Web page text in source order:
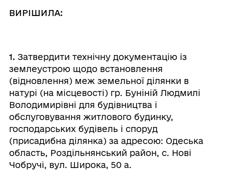
ВИРІШИЛА:
1. Затвердити технічну документацію із
землеустрою щодо встановлення
(відновлення) меж земельної ділянки в
натурі (на місцевості) гр. Буніній Людмилі
Володимирівні для будівництва і
обслуговування житлового будинку,
господарських будівель і споруд
(присадибна ділянка) за адресою: Одеська
область, Роздільнянський район, с. Нові
Чобручі, вул. Широка, 50 а.